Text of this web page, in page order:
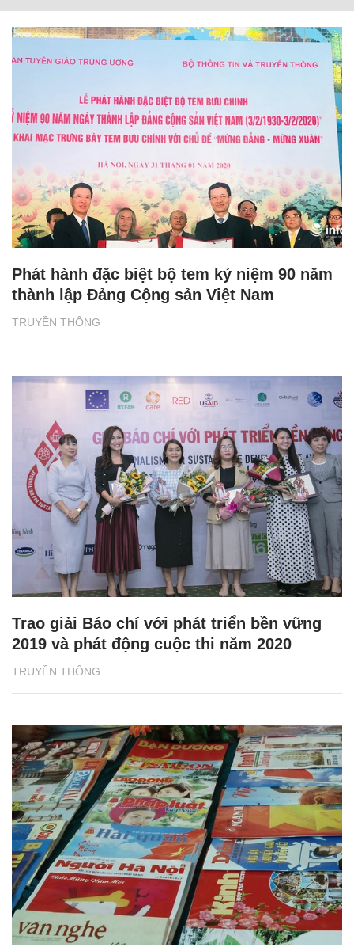
TRUYỀN THÔNG
Phát hành đặc biệt bộ tem kỷ niệm 90 năm
thành lập Đảng Cộng sản Việt Nam
TRUYỀN THÔNG
Trao giải Báo chí với phát triển bền vững
2019 và phát động cuộc thi năm 2020